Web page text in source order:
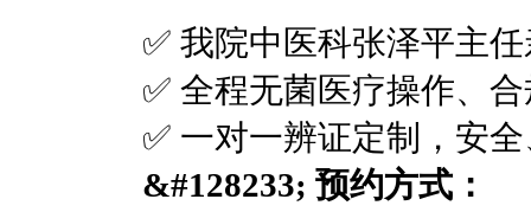
✅ 我院中医科张泽平主
✅ 全程无菌医疗操作、
✅ 一对一辨证定制，安
&#128233; 预约方式：